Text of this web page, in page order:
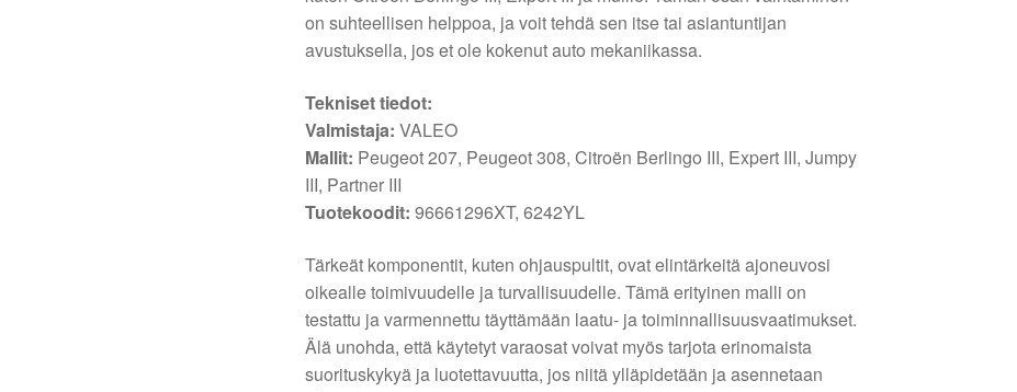
on suhteellisen helppoa, ja voit tehdä sen itse tai asiantuntijan
avustuksella, jos et ole kokenut auto mekaniikassa.
Tekniset tiedot:
Valmistaja: VALEO
Mallit: Peugeot 207, Peugeot 308, Citroën Berlingo III, Expert III, Jumpy
III, Partner III
Tuotekoodit: 96661296XT, 6242YL
Tärkeät komponentit, kuten ohjauspultit, ovat elintärkeitä ajoneuvosi
oikealle toimivuudelle ja turvallisuudelle. Tämä erityinen malli on
testattu ja varmennettu täyttämään laatu- ja toiminnallisuusvaatimukset.
Älä unohda, että käytetyt varaosat voivat myös tarjota erinomaista
suorituskykyä ja luotettavuutta, jos niitä ylläpidetään ja asennetaan